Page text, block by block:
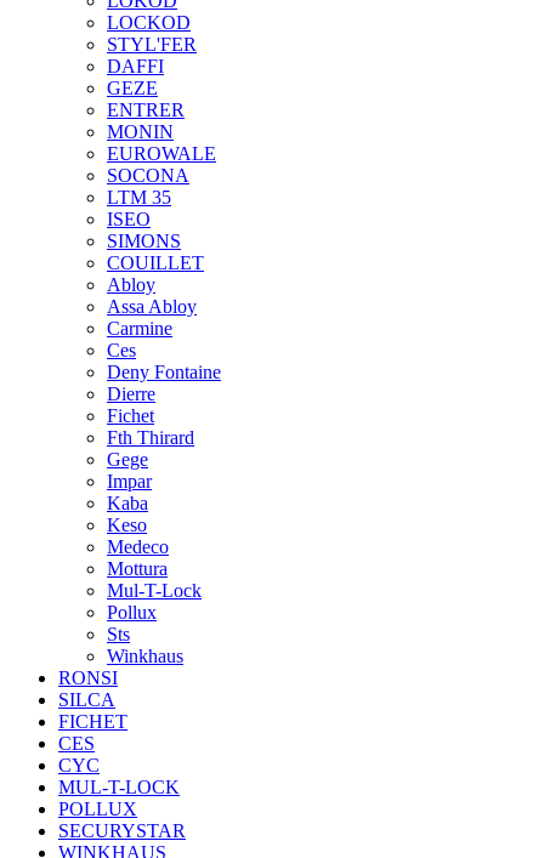
LOCKOD
STYL'FER
DAFFI
GEZE
ENTRER
MONIN
EUROWALE
SOCONA
LTM 35
ISEO
SIMONS
COUILLET
Abloy
Assa Abloy
Carmine
Ces
Deny Fontaine
Dierre
Fichet
Fth Thirard
Gege
Impar
Kaba
Keso
Medeco
Mottura
Mul-T-Lock
Pollux
Sts
Winkhaus
RONSI
SILCA
FICHET
CES
CYC
MUL-T-LOCK
POLLUX
SECURYSTAR
WINKHAUS